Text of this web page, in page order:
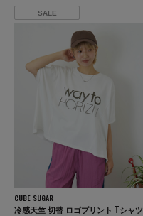
SALE
CUBE SUGAR
冷感天竺 切替 ロゴプリント Tシャツ